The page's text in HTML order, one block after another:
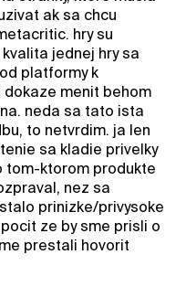
ak sa chcu
hry su
jednej hry sa
platformy k
menit behom
neda sa tato ista
to netvrdim. ja len
sa kladie privelky
tom-ktorom produkte
nez sa
prinizke/privysoke
ze by sme prisli o
prestali hovorit